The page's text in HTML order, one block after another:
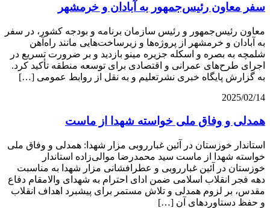
سفر معاون رئیس‌جمهور به آبادان و خرمشهر
معاون رئیس‌جمهور و رئیس سازمان برنامه و بودجه کشور، در سفر
به آبادان و خرمشهر از پروژه‌ها و زیرساخت‌هایی مانند راه‌آهن
شلمچه به بصره و اسکله جزیره مینو بازدید و بر ضرورت تسریع در
اجرای طرح‌های عمرانی و اقتصادی برای توسعه منطقه تأکید کرد.
به گزارش پایگاه خبری نشرتعلیم و به نقل از روابط عمومی […]
2025/02/14
همدلی و وفاق ملی خواسته‌ شهدا از ماست
استاندار خوزستان در آئین غبارروبی مزار شهدا: همدلی و وفاق ملی
خواسته‌ شهدا از ماست سید محمدرضا موالی‌زاده استاندار
خوزستان در آئین غبارروبی و عطرافشانی مزار شهدا به مناسبت
دهه فجر انقلاب اسلامی ضمن ادای احترام به شهدای والامقام دفاع
مقدس، بر لزوم همدلی و تلاش مستمر برای پیشبرد اهداف انقلاب
و حفظ دستاوردهای آن […]